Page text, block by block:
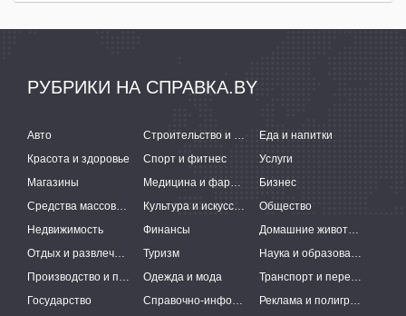
РУБРИКИ НА СПРАВКА.BY
Авто Строительство и ремонт
Еда и напитки
Красота и здоровье
Спорт и фитнес
Услуги
Магазины
Медицина и фармацевтика
Бизнес
Средства массовой информации
Культура и искусство
Общество
Недвижимость
Финансы
Домашние животные
Отдых и развлечения
Туризм
Наука и образование
Производство и поставки
Одежда и мода
Транспорт и перевозки
Государство
Справочно-информационные системы Реклама и полиграфия